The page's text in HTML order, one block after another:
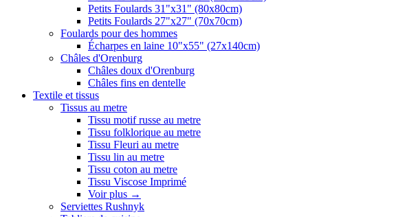
Petits Foulards 31"x31" (80x80cm)
Petits Foulards 27"x27" (70x70cm)
Foulards pour des hommes
Écharpes en laine 10"x55" (27x140cm)
Châles d'Orenburg
Châles doux d'Orenburg
Châles fins en dentelle
Textile et tissus
Tissus au metre
Tissu motif russe au metre
Tissu folklorique au metre
Tissu Fleuri au metre
Tissu lin au metre
Tissu coton au metre
Tissu Viscose Imprimé
Voir plus →
Serviettes Rushnyk